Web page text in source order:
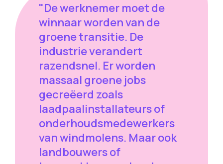
"De werknemer moet de
winnaar worden van de
groene transitie. De
industrie verandert
razendsnel. Er worden
massaal groene jobs
gecreëerd zoals
laadpaalinstallateurs of
onderhoudsmedewerkers
van windmolens. Maar ook
landbouwers of